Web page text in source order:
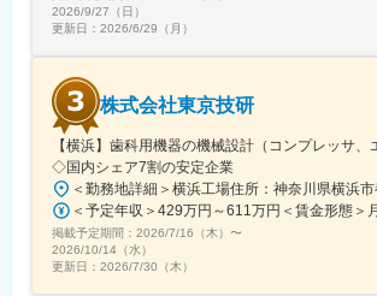
変更の範囲：本文参照
2026/9/27（日）
更新日： 2026/6/29（月）
株式会社東京技研
【横浜】歯科用機器の機械設計（コンプレッサ、
◇国内シェア7割の安定企業
掲載予定期間： 2026/7/16（木） 〜
2026/10/14（水）
更新日： 2026/7/30（木）